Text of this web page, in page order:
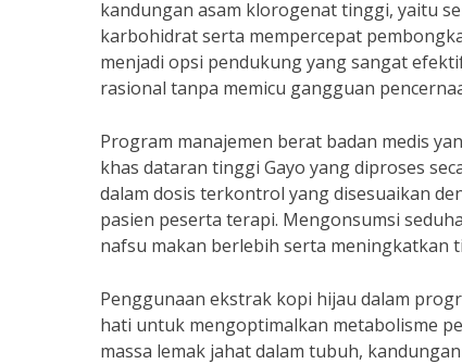
kandungan asam klorogenat tinggi, yaitu
karbohidrat serta mempercepat
menjadi opsi pendukung yang sangat
rasional tanpa memicu gangguan
Program manajemen berat badan medis
khas dataran tinggi Gayo yang diproses
dalam dosis terkontrol yang disesuaikan
pasien peserta terapi. Mengonsumsi
nafsu makan berlebih serta meningkatkan
Penggunaan ekstrak kopi hijau dalam
hati untuk mengoptimalkan metabolisme
massa lemak jahat dalam tubuh,